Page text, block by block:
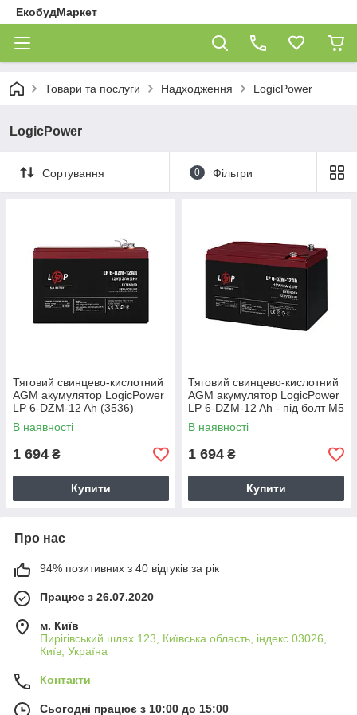
ЕкобудМаркет
Товари та послуги Надходження LogicPower
LogicPower
Сортування 0 Фільтри
Тяговий свинцево-кислотний
AGM акумулятор LogicPower
LP 6-DZM-12 Ah (3536)
В наявності
1 694 ₴
Купити
Тяговий свинцево-кислотний
AGM акумулятор LogicPower
LP 6-DZM-12 Ah - під болт М5
(9172)
В наявності
1 694 ₴
Купити
Про нас
94% позитивних з 40 відгуків за рік
Працює з 26.07.2020
м. Київ
Пирігівський шлях 123, Київська область, індекс 03026,
Київ, Україна
Контакти
Сьогодні працює з 10:00 до 15:00